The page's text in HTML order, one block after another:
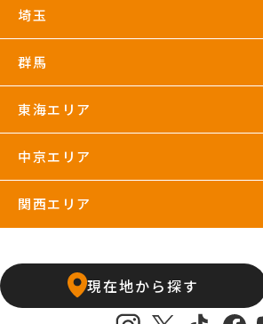
蘇我24hours
埼玉
イオンモール川口店
群馬
東海エリア
浜松葵東24hours
中京エリア
関西エリア
石橋阪大前24hours京橋店高槻24hours
塚口24hours天王寺店武庫之荘
現在地から探す